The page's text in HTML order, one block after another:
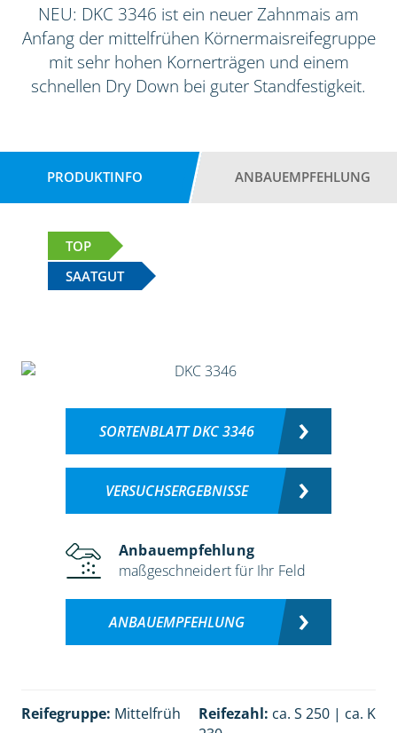
NEU: DKC 3346 ist ein neuer Zahnmais am
Anfang der mittelfrühen Körnermaisreifegruppe
mit sehr hohen Kornerträgen und einem
schnellen Dry Down bei guter Standfestigkeit.
PRODUKTINFO ANBAUEMPFEHLUNG
TOP
SAATGUT
SORTENBLATT DKC 3346
VERSUCHSERGEBNISSE
Anbauempfehlung
maßgeschneidert für Ihr Feld
ANBAUEMPFEHLUNG
Reifegruppe: Mittelfrüh Reifezahl: ca. S 250 | ca. K